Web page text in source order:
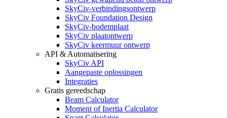
SkyCiv-verbindingsontwerp
SkyCiv Foundation Design
SkyCiv-bodemplaat
SkyCiv plaatontwerp
SkyCiv keermuur ontwerp
API & Automatisering
SkyCiv API
Aangepaste oplossingen
Integraties
Gratis gereedschap
Beam Calculator
Moment of Inertia Calculator